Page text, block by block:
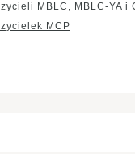
MBLC, MBLC-YA i
MCP